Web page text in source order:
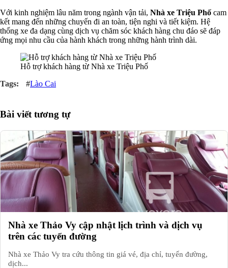
Với kinh nghiệm lâu năm trong ngành vận tải, Nhà xe Triệu Phố cam
kết mang đến những chuyến đi an toàn, tiện nghi và tiết kiệm. Hệ
thống xe đa dạng cùng dịch vụ chăm sóc khách hàng chu đáo sẽ đáp
ứng mọi nhu cầu của hành khách trong những hành trình dài.
Hỗ trợ khách hàng từ Nhà xe Triệu Phố
#Lào Cai
Bài viết tương tự
Nhà xe Thảo Vy cập nhật lịch trình và dịch vụ
trên các tuyến đường
Nhà xe Thảo Vy tra cứu thông tin giá vé, địa chỉ, tuyến đường,
dịch...